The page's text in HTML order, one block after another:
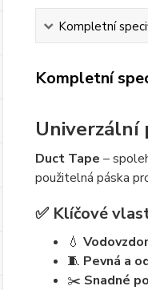
Kompletní
Kompletní
Univerzální
Duct Tape –
použitelná páska
✅ Klíčové
💧
🧵 Pevná a
✂️ Snadné